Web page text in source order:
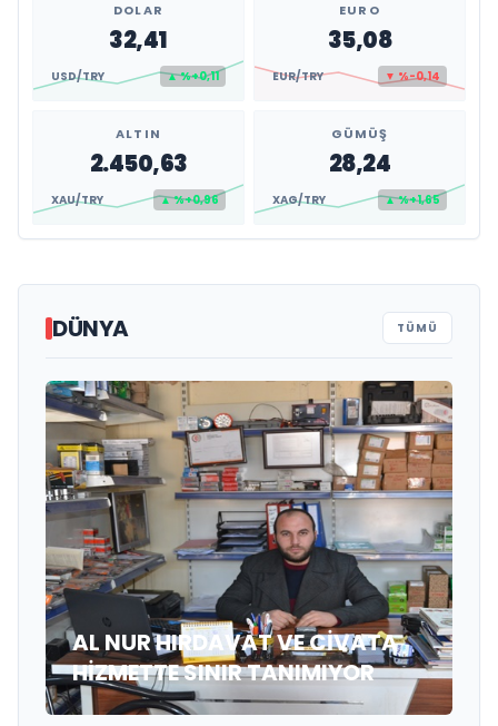
DOLAR
32,41
USD/TRY ▲ %+0,11
EURO
35,08
EUR/TRY ▼ %-0,14
ALTIN
2.450,63
XAU/TRY ▲ %+0,96
GÜMÜŞ
28,24
XAG/TRY ▲ %+1,65
DÜNYA TÜMÜ
AL NUR HIRDAVAT VE CİVATA
HİZMETTE SINIR TANIMIYOR